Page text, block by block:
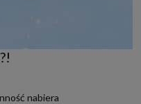
nabiera